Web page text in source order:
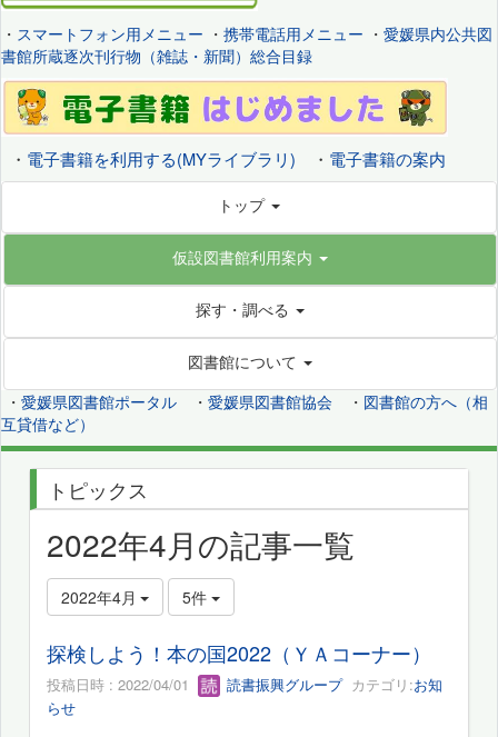
・ スマートフォン用メニュー ・ 携帯電話用メニュー ・ 愛媛県内公共図
書館所蔵逐次刊行物（雑誌・新聞）総合目録
・ 電子書籍を利用する(MYライブラリ) ・ 電子書籍の案内
トップ
仮設図書館利用案内
探す・調べる
図書館について
・ 愛媛県図書館ポータル ・ 愛媛県図書館協会 ・ 図書館の方へ（相
互貸借など）
トピックス
2022年4月の記事一覧
2022年4月 5件
探検しよう！本の国2022（ＹＡコーナー）
投稿日時 : 2022/04/01 読書振興グループカテゴリ:お知
らせ